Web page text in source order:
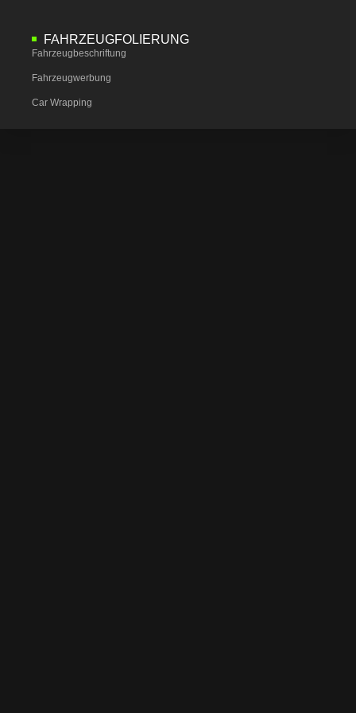
FAHRZEUGFOLIERUNG
Fahrzeugbeschriftung
Fahrzeugwerbung
Car Wrapping